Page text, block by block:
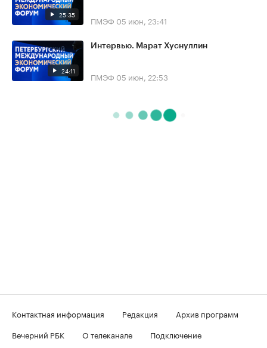
25:35 ПМЭФ 05 июн, 23:41
24:11
Интервью. Марат Хуснуллин
ПМЭФ 05 июн, 22:53
Контактная информация Редакция
Архив программ
Вечерний РБК
О телеканале
Подключение